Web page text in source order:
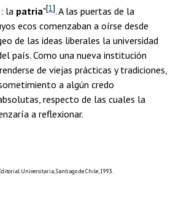
la patria"[1]. A las puertas de la
ecos comenzaban a oírse desde
de las ideas liberales la universidad
país. Como una nueva institución
de viejas prácticas y tradiciones,
a algún credo
respecto de las cuales la
a reflexionar.
Universitaria, Santiago de Chile, 1993.